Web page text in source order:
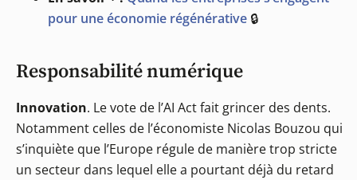
pour une économie régénérative 🔒
Responsabilité numérique
Innovation. Le vote de l’AI Act fait grincer des dents.
Notamment celles de l’économiste Nicolas Bouzou qui
s’inquiète que l’Europe régule de manière trop stricte
un secteur dans lequel elle a pourtant déjà du retard